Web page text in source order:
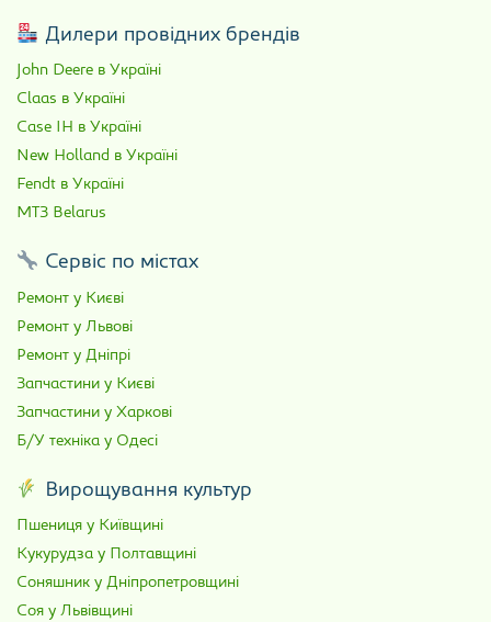
Дилери провідних брендів
John Deere в Україні
Claas в Україні
Case IH в Україні
New Holland в Україні
Fendt в Україні
МТЗ Belarus
Сервіс по містах
Ремонт у Києві
Ремонт у Львові
Ремонт у Дніпрі
Запчастини у Києві
Запчастини у Харкові
Б/У техніка у Одесі
Вирощування культур
Пшениця у Київщині
Кукурудза у Полтавщині
Соняшник у Дніпропетровщині
Соя у Львівщині